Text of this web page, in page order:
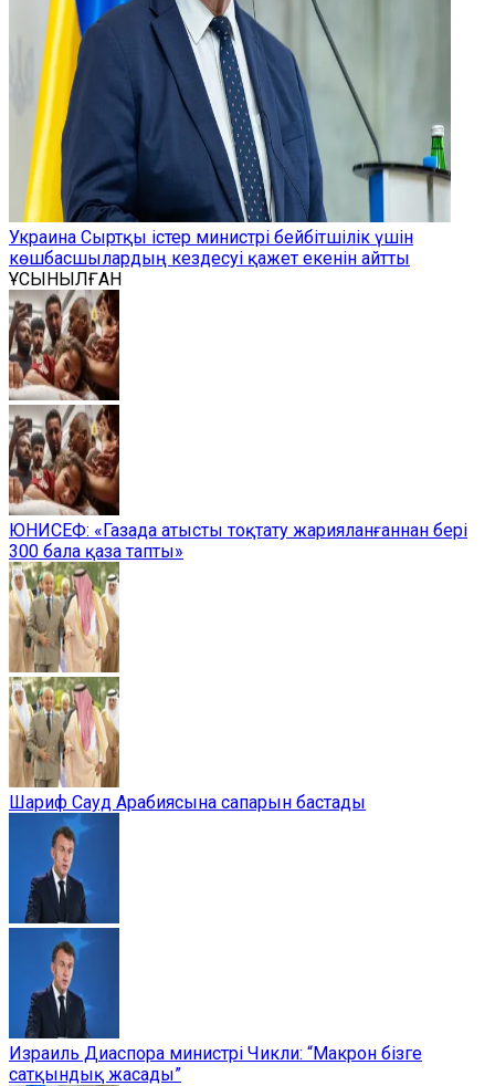
Украина Сыртқы істер министрі бейбітшілік үшін
көшбасшылардың кездесуі қажет екенін айтты
ҰСЫНЫЛҒАН
ЮНИСЕФ: «Газада атысты тоқтату жарияланғаннан бері
300 бала қаза тапты»
Шариф Сауд Арабиясына сапарын бастады
Израиль Диаспора министрі Чикли: “Макрон бізге
сатқындық жасады”